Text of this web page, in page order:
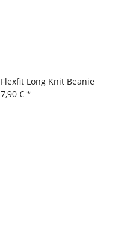
Flexfit Long Knit Beanie
7,90 € *